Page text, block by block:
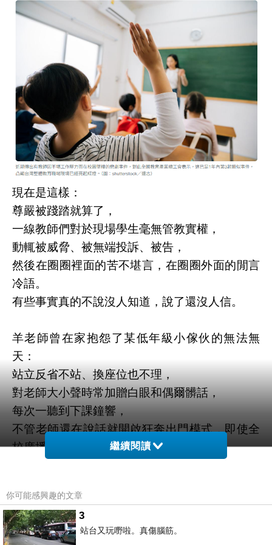
現在是這樣：
尊嚴被踐踏就算了，
一線教師們對於現場學生毫無管教實權，
動輒被威脅、被無端投訴、被告，
然後在圈圈裡面的苦不堪言，在圈圈外面的閒言
冷語。
有些事實真的不說沒人知道，說了還沒人信。
羊老師曾在家抱怨了某低年級小傢伙的無法無
天：
站立反省不站、換座位也不理，
對老師大小聲時常加贈白眼和偶爾髒話，
每次一聽到下課鐘響，
不管老師還在說話就開啟狂奔出門模式，即使全
校廣播他也不甩，
天，
最常對老師說的一句話是「啊我就不想做
啊！」，
繼續閱讀
你可能感興趣的文章
3
站台又玩嘢啦。真傷腦筋。